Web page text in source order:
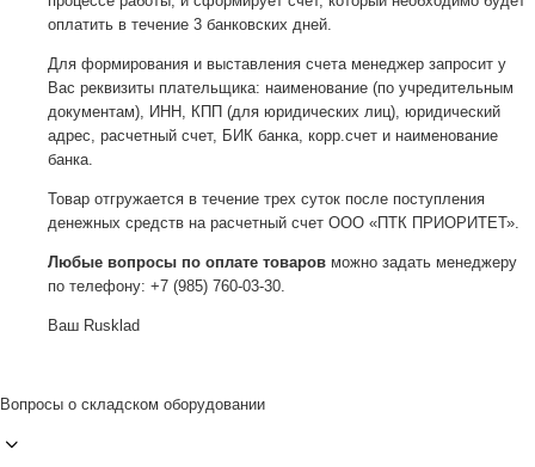
оплатить в течение 3 банковских дней.
Для формирования и выставления счета менеджер запросит у
Вас реквизиты плательщика: наименование (по учредительным
документам), ИНН, КПП (для юридических лиц), юридический
адрес, расчетный счет, БИК банка, корр.счет и наименование
банка.
Товар отгружается в течение трех суток после поступления
денежных средств на расчетный счет ООО «ПТК ПРИОРИТЕТ».
Любые вопросы по оплате товаров можно задать менеджеру
по телефону: +7 (985) 760-03-30.
Ваш Rusklad
Вопросы о складском оборудовании